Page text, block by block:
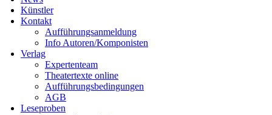
Künstler
Kontakt
Aufführungsanmeldung
Info Autoren/Komponisten
Verlag
Expertenteam
Theatertexte online
Aufführungsbedingungen
AGB
Leseproben